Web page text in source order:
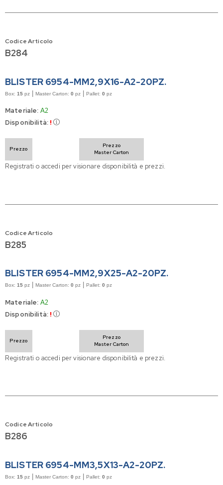
Codice Articolo
B284
BLISTER 6954-MM2,9X16-A2-20PZ.
Box: 15 pz | Master Carton: 0 pz | Pallet: 0 pz
Materiale: A2
Disponibilità: !
Prezzo
Prezzo
Master Carton
Registrati o accedi per visionare disponibilità e prezzi.
Codice Articolo
B285
BLISTER 6954-MM2,9X25-A2-20PZ.
Box: 15 pz Master Carton: 0 pz Pallet: 0 pz
Materiale: A2
Disponibilità: !
Prezzo
Prezzo
Master Carton
Registrati o accedi per visionare disponibilità e prezzi.
Codice Articolo
B286
BLISTER 6954-MM3,5X13-A2-20PZ.
Box: 15 pz | Master Carton: 0 pz | Pallet: 0 pz